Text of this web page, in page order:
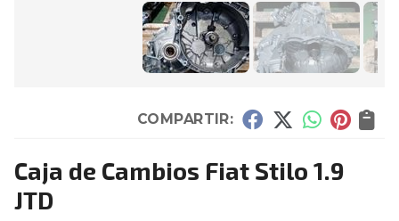
COMPARTIR:
Caja de Cambios Fiat Stilo 1.9
JTD